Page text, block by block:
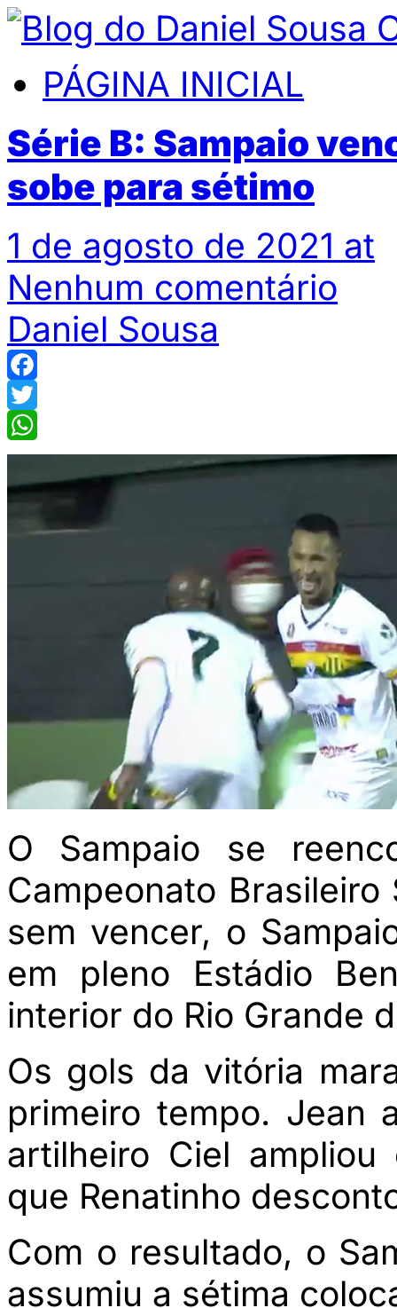
PÁGINA INICIAL
Série B: Sampaio
sobe para sétimo
1 de agosto de 2021 at
Nenhum comentário
Daniel Sousa
Facebook
Twitter
WhatsApp
O Sampaio se
Campeonato
sem vencer, o
em pleno Estádio
interior do Rio Grande
Os gols da vitória
primeiro tempo. Jean
artilheiro Ciel
que Renatinho
Com o resultado, o
assumiu a sétima